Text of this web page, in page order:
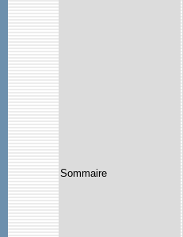
Sommaire